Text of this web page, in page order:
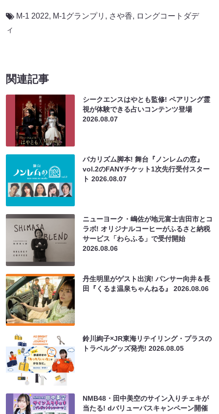
M-1 2022, M-1グランプリ , さや香, ロングコートダデ
ィ
関連記事
シークエンスはやとも監修! ペアリング霊
視が体験できる占いコンテンツ登場
2026.08.07
バカリズム脚本! 舞台『ノンレムの窓』
vol.2のFANYチケット1次先行受付スター
ト2026.08.07
ニューヨーク・嶋佐が地元富士吉田市とコ
ラボ! オリジナルコーヒーがふるさと納税
サービス「わらふる」で受付開始
2026.08.06
丹生明里がゲスト出演! パンサー向井＆長
田『くるま温泉ちゃんねる』2026.08.06
鈴川絢子×JR東海リテイリング・プラスの
トラベルグッズ発売!2026.08.05
NMB48・田中美空のサイン入りチェキが
当たる! dバリューパスキャンペーン開催